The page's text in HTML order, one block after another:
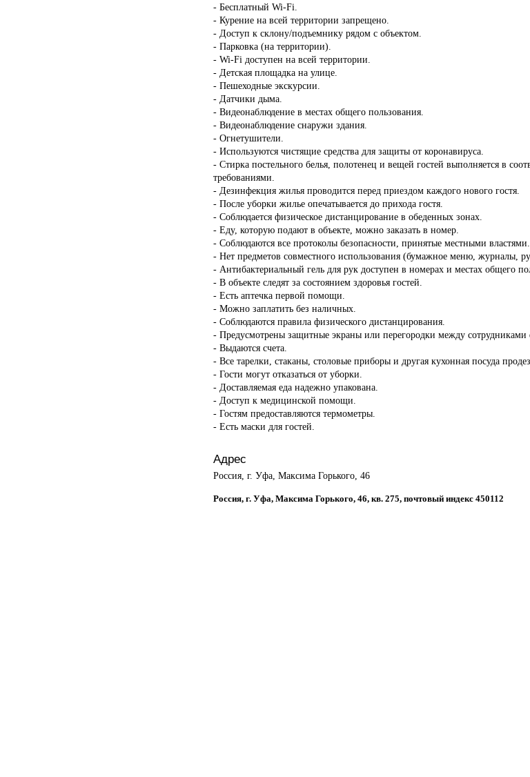
- Бесплатный Wi-Fi.
- Курение на всей территории запрещено.
- Доступ к склону/подъемнику рядом с объектом.
- Парковка (на территории).
- Wi-Fi доступен на всей территории.
- Детская площадка на улице.
- Пешеходные экскурсии.
- Датчики дыма.
- Видеонаблюдение в местах общего пользования.
- Видеонаблюдение снаружи здания.
- Огнетушители.
- Используются чистящие средства для защиты от коронавируса.
- Стирка постельного белья, полотенец и вещей гостей выполняется в
требованиями.
- Дезинфекция жилья проводится перед приездом каждого нового гостя.
- После уборки жилье опечатывается до прихода гостя.
- Соблюдается физическое дистанцирование в обеденных зонах.
- Еду, которую подают в объекте, можно заказать в номер.
- Соблюдаются все протоколы безопасности, принятые местными властями.
- Нет предметов совместного использования (бумажное меню, журналы,
- Антибактериальный гель для рук доступен в номерах и местах общего
- В объекте следят за состоянием здоровья гостей.
- Есть аптечка первой помощи.
- Можно заплатить без наличных.
- Соблюдаются правила физического дистанцирования.
- Предусмотрены защитные экраны или перегородки между сотрудниками
- Выдаются счета.
- Все тарелки, стаканы, столовые приборы и другая кухонная посуда
- Гости могут отказаться от уборки.
- Доставляемая еда надежно упакована.
- Доступ к медицинской помощи.
- Гостям предоставляются термометры.
- Есть маски для гостей.
Адрес
Россия, г. Уфа, Максима Горького, 46
Россия, г. Уфа, Максима Горького, 46, кв. 275, почтовый индекс 450112